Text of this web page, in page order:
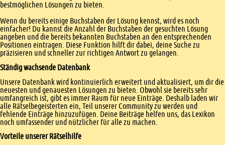
bestmöglichen Lösungen zu bieten.
Wenn du bereits einige Buchstaben der Lösung kennst, wird es noch
einfacher! Du kannst die Anzahl der Buchstaben der gesuchten Lösung
angeben und die bereits bekannten Buchstaben an den entsprechenden
Positionen eintragen. Diese Funktion hilft dir dabei, deine Suche zu
präzisieren und schneller zur richtigen Antwort zu gelangen.
Ständig wachsende Datenbank
Unsere Datenbank wird kontinuierlich erweitert und aktualisiert, um dir die
neuesten und genauesten Lösungen zu bieten. Obwohl sie bereits sehr
umfangreich ist, gibt es immer Raum für neue Einträge. Deshalb laden wir
alle Rätselbegeisterten ein, Teil unserer Community zu werden und
fehlende Einträge hinzuzufügen. Deine Beiträge helfen uns, das Lexikon
noch umfassender und nützlicher für alle zu machen.
Vorteile unserer Rätselhilfe